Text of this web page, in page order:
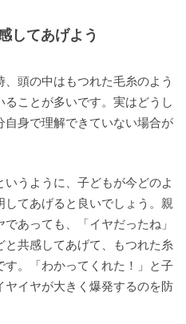
してあげよう
頭の中はもつれた毛糸のよう
ことが多いです。実はどうし
身で理解できていない場合が
いうように、子どもが今どのよ
てあげると良いでしょう。親
あっても、「イヤだったね」
と共感してあげて、もつれた糸
。「わかってくれた！」と子
イヤが大きく爆発するのを防